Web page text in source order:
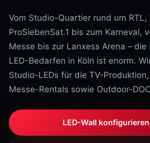
Vom Studio-Quartier rund um RTL,
ProSiebenSat.1 bis zum Karneval,
Messe bis zur Lanxess Arena –
LED-Bedarfen in Köln ist enorm.
Studio-LEDs für die TV-
Messe-Rentals sowie Outdoor-
LED-Wall konfigurieren